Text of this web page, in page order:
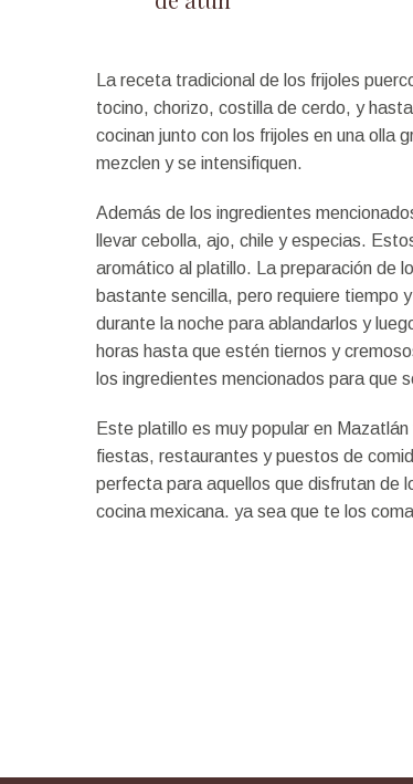
La receta tradicional de los frijoles
tocino, chorizo, costilla de cerdo, y
cocinan junto con los frijoles en una olla
mezclen y se intensifiquen.
Además de los ingredientes
llevar cebolla, ajo, chile y especias.
aromático al platillo. La preparación de
bastante sencilla, pero requiere tiempo
durante la noche para ablandarlos y
horas hasta que estén tiernos y
los ingredientes mencionados para que
Este platillo es muy popular en
fiestas, restaurantes y puestos de
perfecta para aquellos que disfrutan de
cocina mexicana. ya sea que te los